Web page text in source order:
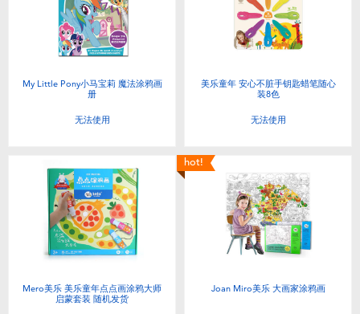
My Little Pony小马宝莉 魔法涂鸦画
册
无法使用
美乐童年 安心不脏手钥匙蜡笔随心
装8色
无法使用
Mero美乐 美乐童年点点画涂鸦大师
启蒙套装 随机发货
hot!
Joan Miro美乐 大画家涂鸦画